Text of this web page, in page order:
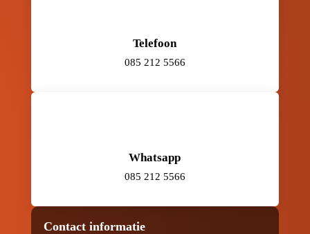
Telefoon
085 212 5566
Whatsapp
085 212 5566
Contact informatie